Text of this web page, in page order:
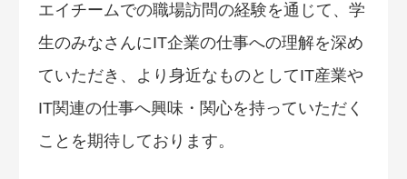
エイチームでの職場訪問の経験を通じて、学
生のみなさんにIT企業の仕事への理解を深め
ていただき、より身近なものとしてIT産業や
IT関連の仕事へ興味・関心を持っていただく
ことを期待しております。